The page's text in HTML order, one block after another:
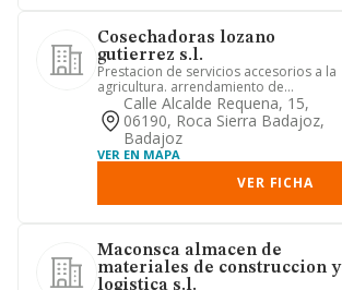
Cosechadoras lozano
gutierrez s.l.
Prestacion de servicios accesorios a la
agricultura. arrendamiento de
maquinaria agricola
Calle Alcalde Requena, 15,
06190, Roca Sierra Badajoz,
Badajoz
VER EN MAPA
VER FICHA
Maconsca almacen de
materiales de construccion y
logistica s.l.